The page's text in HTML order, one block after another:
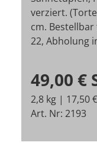
verziert.
cm.
22, Abholung
49,00 €
2,8 kg | 17,50
Art. Nr: 2193